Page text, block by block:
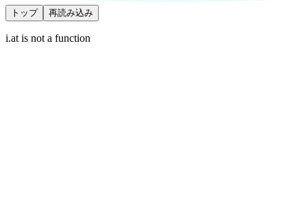
トップ 再読み込み
i.at is not a function